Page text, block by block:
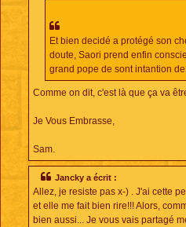
Et bien decidé a protégé son
doute, Saori prend enfin
grand pope de sont intantion
Comme on dit, c'est là que ça va
Je Vous Embrasse,
Sam.
Jancky a écrit :
Allez, je resiste pas x-) . J'ai cette
et elle me fait bien rire!!! Alors,
bien aussi... Je vous vais partagé